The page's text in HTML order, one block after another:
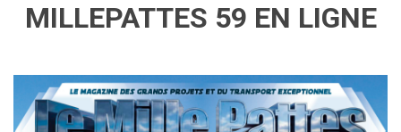
MILLEPATTES 59 EN LIGNE